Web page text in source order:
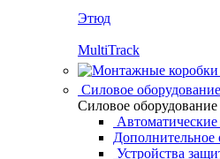
Этюд
MultiTrack
Силовое оборудование
Силовое оборудование
Дополнительное
Устройства